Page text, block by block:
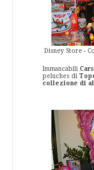
Disney Store -
Immancabili
peluches di
collezione di